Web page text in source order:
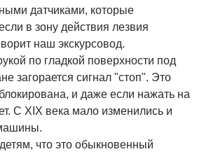
датчиками, которые
в зону действия лезвия
наш экскурсовод.
по гладкой поверхности под
загорается сигнал "стоп". Это
и даже если нажать на
С ХIХ века мало изменились и
что это обыкновенный